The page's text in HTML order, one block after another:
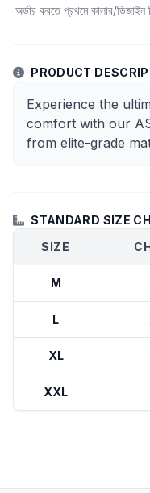
অর্ডার করতে প্রথমে কালার/
PRODUCT
Experience the
comfort with our
from elite-grade
STANDARD SIZE
SIZE
M
L
XL
XXL